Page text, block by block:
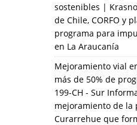
sostenibles | Krasno
de Chile, CORFO y
programa para
en La Araucanía
Mejoramiento vial
más de 50% de
199-CH - Sur
mejoramiento de la
Curarrehue que